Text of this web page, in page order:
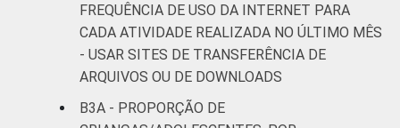
FREQUÊNCIA DE USO DA INTERNET PARA
CADA ATIVIDADE REALIZADA NO ÚLTIMO MÊS
- USAR SITES DE TRANSFERÊNCIA DE
ARQUIVOS OU DE DOWNLOADS
B3A - PROPORÇÃO DE